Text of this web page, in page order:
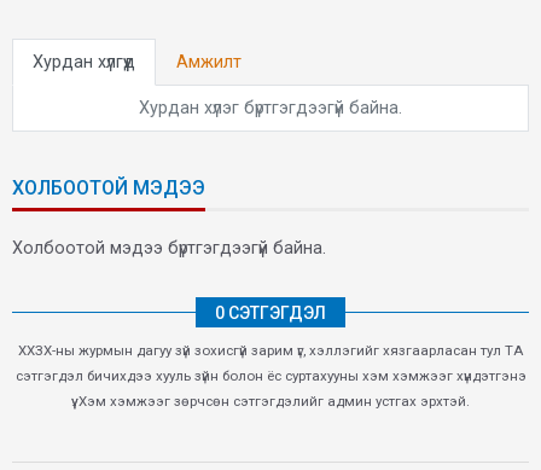
Хурдан хүлгүүд Амжилт
Хурдан хүлэг бүртгэгдээгүй байна.
ХОЛБООТОЙ МЭДЭЭ
Холбоотой мэдээ бүртгэгдээгүй байна.
0 СЭТГЭГДЭЛ
ХХЗХ-ны журмын дагуу зүй зохисгүй зарим үг, хэллэгийг хязгаарласан тул ТА
сэтгэгдэл бичихдээ хууль зүйн болон ёс суртахууны хэм хэмжээг хүндэтгэнэ
үү. Хэм хэмжээг зөрчсөн сэтгэгдэлийг админ устгах эрхтэй.